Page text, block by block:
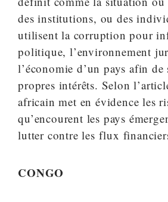
des institutions, ou des
utilisent la corruption pour
politique, l’environnement
l’économie d’un pays afin
propres intérêts. Selon
africain met en évidence les
qu’encourent les pays
lutter contre les flux
CONGO